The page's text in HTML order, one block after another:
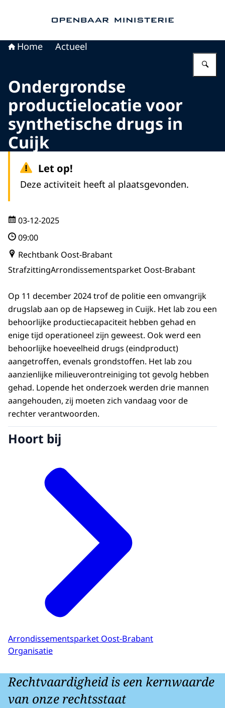
Home Actueel
Ondergrondse
productielocatie voor
synthetische drugs in
Cuijk
Let op!
Deze activiteit heeft al plaatsgevonden.
03-12-2025
09:00
Rechtbank Oost-Brabant
StrafzittingArrondissementsparket Oost-Brabant
Op 11 december 2024 trof de politie een omvangrijk
drugslab aan op de Hapseweg in Cuijk. Het lab zou een
behoorlijke productiecapaciteit hebben gehad en
enige tijd operationeel zijn geweest. Ook werd een
behoorlijke hoeveelheid drugs (eindproduct)
aangetroffen, evenals grondstoffen. Het lab zou
aanzienlijke milieuverontreiniging tot gevolg hebben
gehad. Lopende het onderzoek werden drie mannen
aangehouden, zij moeten zich vandaag voor de
rechter verantwoorden.
Hoort bij
Arrondissementsparket Oost-Brabant
Organisatie
Rechtvaardigheid is een kernwaarde
van onze rechtsstaat